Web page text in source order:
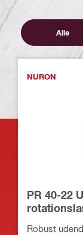
Alle
NURON
PR 40-22
Robust